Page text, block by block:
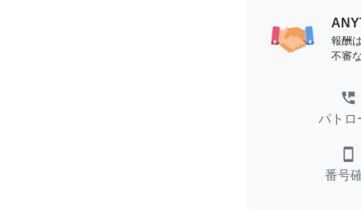
報酬
不審
perm_phone_msg
パトロ
smartphone
番号